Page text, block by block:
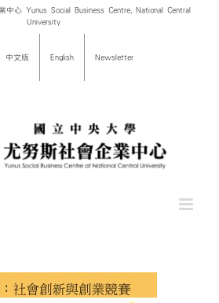
心 Yunus Social Business Centre, National Central
University
中文版 English Newsletter